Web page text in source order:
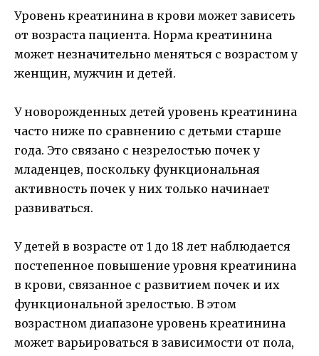
Уровень креатинина в крови может зависеть
от возраста пациента. Норма креатинина
может незначительно меняться с возрастом у
женщин, мужчин и детей.
У новорожденных детей уровень креатинина
часто ниже по сравнению с детьми старше
года. Это связано с незрелостью почек у
младенцев, поскольку функциональная
активность почек у них только начинает
развиваться.
У детей в возрасте от 1 до 18 лет наблюдается
постепенное повышение уровня креатинина
в крови, связанное с развитием почек и их
функциональной зрелостью. В этом
возрастном диапазоне уровень креатинина
может варьироваться в зависимости от пола,